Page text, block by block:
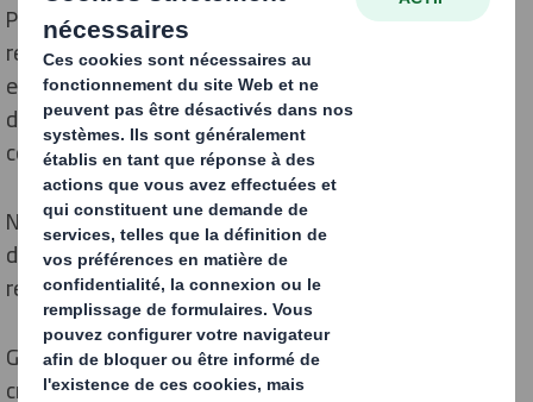
Pour cette Journée internationale de la femme, nous
rendons hommage aux meilleurs talents de notre
entreprise, qu'il s'agisse de responsables innovation,
développement durable, de la qualité ou de
concepteurs produits.
Nous aimons la création d'une culture inclusive où la
diversité prospère et où chacun(e) a la possibilité de
réaliser son potentiel.
Grâce à nos valeurs fondamentales, qui consistent à
créer une culture d'entraide, de défi et de confiance,